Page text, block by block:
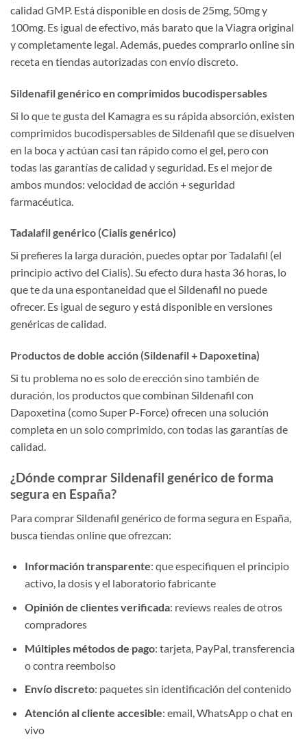
calidad GMP. Está disponible en dosis de 25mg, 50mg y
100mg. Es igual de efectivo, más barato que la Viagra original
y completamente legal. Además, puedes comprarlo online sin
receta en tiendas autorizadas con envío discreto.
Sildenafil genérico en comprimidos bucodispersables
Si lo que te gusta del Kamagra es su rápida absorción, existen
comprimidos bucodispersables de Sildenafil que se disuelven
en la boca y actúan casi tan rápido como el gel, pero con
todas las garantías de calidad y seguridad. Es el mejor de
ambos mundos: velocidad de acción + seguridad
farmacéutica.
Tadalafil genérico (Cialis genérico)
Si prefieres la larga duración, puedes optar por Tadalafil (el
principio activo del Cialis). Su efecto dura hasta 36 horas, lo
que te da una espontaneidad que el Sildenafil no puede
ofrecer. Es igual de seguro y está disponible en versiones
genéricas de calidad.
Productos de doble acción (Sildenafil + Dapoxetina)
Si tu problema no es solo de erección sino también de
duración, los productos que combinan Sildenafil con
Dapoxetina (como Super P-Force) ofrecen una solución
completa en un solo comprimido, con todas las garantías de
calidad.
¿Dónde comprar Sildenafil genérico de forma
segura en España?
Para comprar Sildenafil genérico de forma segura en España,
busca tiendas online que ofrezcan:
Información transparente: que especifiquen el principio
activo, la dosis y el laboratorio fabricante
Opinión de clientes verificada: reviews reales de otros
compradores
Múltiples métodos de pago: tarjeta, PayPal, transferencia
o contra reembolso
Envío discreto: paquetes sin identificación del contenido
Atención al cliente accesible: email, WhatsApp o chat en
vivo